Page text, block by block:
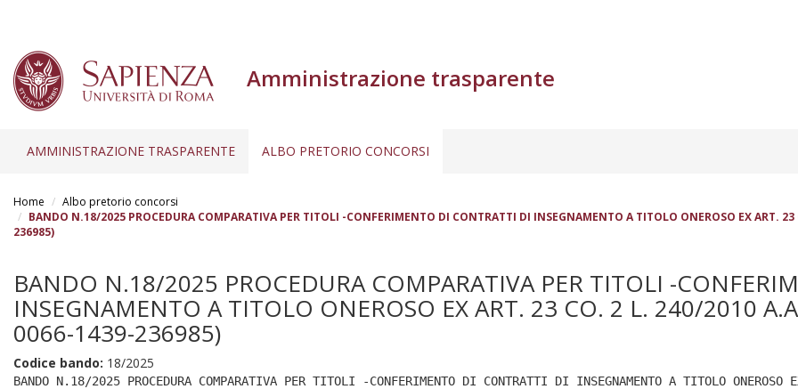
contenuto
principale
Amministrazione trasparente
AMMINISTRAZIONE TRASPARENTE ALBO PRETORIO CONCORSI
Home
Albo pretorio concorsi
BANDO N.18/2025 PROCEDURA COMPARATIVA PER TITOLI -CONFERIMENTO DI CONTRATTI DI INSEGNAMENTO A TITOLO ONEROSO EX ART.
236985)
BANDO N.18/2025 PROCEDURA COMPARATIVA PER TITOLI -
INSEGNAMENTO A TITOLO ONEROSO EX ART. 23 CO. 2 L. 240/2010
0066-1439-236985)
Codice bando: 18/2025
BANDO N.18/2025 PROCEDURA COMPARATIVA PER TITOLI -CONFERIMENTO DI CONTRATTI DI INSEGNAMENTO A TITOLO